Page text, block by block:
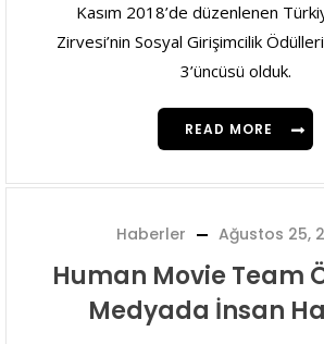
Kasım 2018’de düzenlenen
Zirvesi’nin Sosyal Girişimcilik
3’üncüsü olduk.
READ MORE
Haberler Ağustos 25,
Human Movie Team
Medyada İnsan